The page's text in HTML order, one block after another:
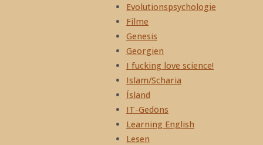
Evolutionspsychologie
Filme
Genesis
Georgien
I fucking love science!
Islam/Scharia
Ísland
IT-Gedöns
Learning English
Lesen